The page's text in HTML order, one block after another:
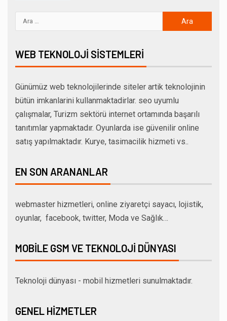
WEB TEKNOLOJI SISTEMLERI
Günümüz web teknolojilerinde siteler artik teknolojinin
bütün imkanlarini kullanmaktadirlar. seo uyumlu
çalışmalar, Turizm sektörü internet ortamında başarılı
tanıtımlar yapmaktadır. Oyunlarda ise güvenilir online
satış yapılmaktadır. Kurye, tasimacilik hizmeti vs..
EN SON ARANANLAR
webmaster hizmetleri, online ziyaretçi sayacı, lojistik,
oyunlar, facebook, twitter, Moda ve Sağlık…
MOBILE GSM VE TEKNOLOJI DÜNYASI
Teknoloji dünyası - mobil hizmetleri sunulmaktadır.
GENEL HIZMETLER